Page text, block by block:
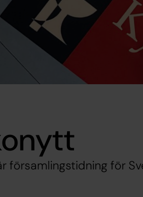
församlingstidning för